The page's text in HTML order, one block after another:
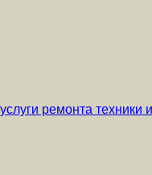
ремонта техники